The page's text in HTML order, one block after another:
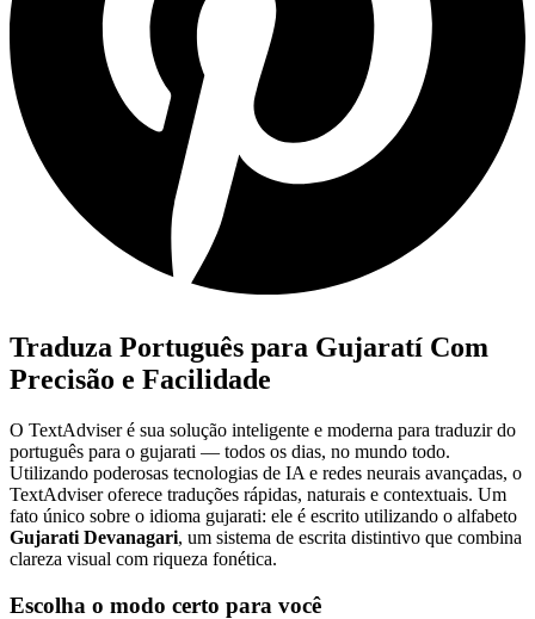
Traduza Português para Gujaratí Com
Precisão e Facilidade
O TextAdviser é sua solução inteligente e moderna para traduzir do
português para o gujarati — todos os dias, no mundo todo.
Utilizando poderosas tecnologias de IA e redes neurais avançadas, o
TextAdviser oferece traduções rápidas, naturais e contextuais. Um
fato único sobre o idioma gujarati: ele é escrito utilizando o alfabeto
Gujarati Devanagari, um sistema de escrita distintivo que combina
clareza visual com riqueza fonética.
Escolha o modo certo para você